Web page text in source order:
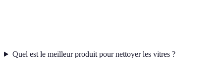
Quel est le meilleur produit pour nettoyer les vitres ?